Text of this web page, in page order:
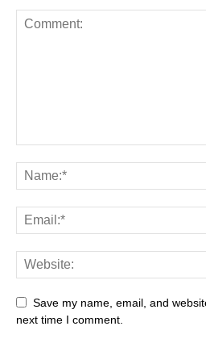
Save my name, email, and
next time I comment.